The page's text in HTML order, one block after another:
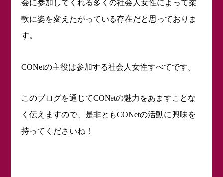
会に参加してくれる多くの社会人女性によって柔
軟に姿を変えたがっている存在だと思っておりま
す。
CONetの主役は参加する社会人女性すべてです。
このブログを通じてCONetの魅力をあますことな
く伝えますので、是非ともCONetの活動に興味を
持ってくださいね！